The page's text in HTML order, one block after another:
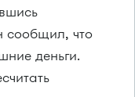
сообщил, что
деньги.